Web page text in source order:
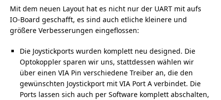
Mit dem neuen Layout hat es nicht nur der UART mit aufs
IO-Board geschafft, es sind auch etliche kleinere und
größere Verbesserungen eingeflossen:
Die Joystickports wurden komplett neu designed. Die
Optokoppler sparen wir uns, stattdessen wählen wir
über einen VIA Pin verschiedene Treiber an, die den
gewünschten Joystickport mit VIA Port A verbindet. Die
Ports lassen sich auch per Software komplett abschalten,